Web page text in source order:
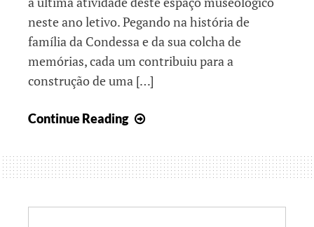
neste ano letivo. Pegando na história de
família da Condessa e da sua colcha de
memórias, cada um contribuiu para a
construção de uma […]
Continue Reading
diferentes
patrimónios